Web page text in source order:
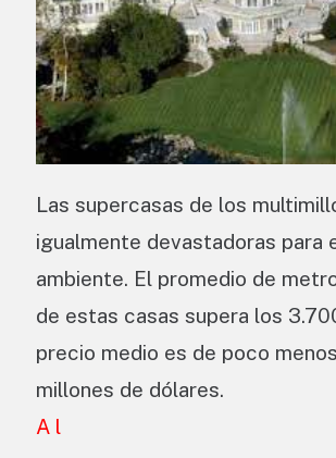
Las supercasas de los
igualmente devastadoras para
ambiente. El promedio de
de estas casas supera los
precio medio es de poco
millones de dólares.
A l